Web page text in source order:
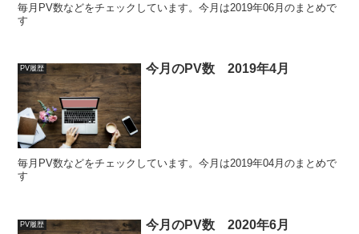
毎月PV数などをチェックしています。今月は2019年06月のまとめで
す
PV履歴 今月のPV数 2019年4月
毎月PV数などをチェックしています。今月は2019年04月のまとめで
す
PV履歴 今月のPV数 2020年6月